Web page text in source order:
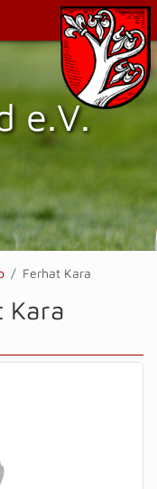
e.V.
Ferhat Kara
Kara